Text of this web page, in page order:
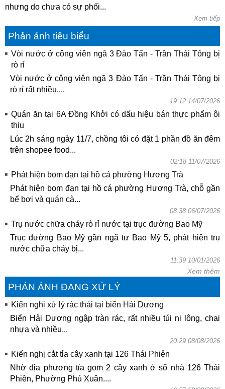
nhưng do chưa có sự phối...
Xem tiếp
Phản ánh tiêu biểu
Vòi nước ở công viên ngã 3 Đào Tấn - Trần Thái Tông bị
rò rỉ
Vòi nước ở công viên ngã 3 Đào Tấn - Trần Thái Tông bị
rò rỉ rất nhiều,...
19:12 14/07/2026
Quán ăn tại 6A Đồng Khởi có dấu hiệu bán thực phẩm ôi
thiu
Lúc 2h sáng ngày 11/7, chồng tôi có đặt 1 phần đồ ăn đêm
trên shopee food...
02:18 11/07/2026
Phát hiện bom đạn tại hồ cá phường Hương Trà
Phát hiện bom đạn tại hồ cá phường Hương Trà, chỗ gần
bể bơi và quán cà...
08:38 06/07/2026
Trụ nước chữa cháy rò rỉ nước tại trục đường Bao Mỹ
Trục đường Bao Mỹ gần ngã tư Bao Mỹ 5, phát hiện trụ
nước chữa cháy bị...
11:39 10/01/2026
Xem thêm
PHẢN ÁNH ĐANG XỬ LÝ
Kiến nghị xử lý rác thải tại biển Hải Dương
Biển Hải Dương ngập tràn rác, rất nhiều túi ni lông, chai
nhựa và nhiều...
20:29 08/08/2026
Kiến nghị cắt tỉa cây xanh tại 126 Thái Phiên
Nhờ địa phương tỉa gọm 2 cây xanh ở số nhà 126 Thái
Phiên, Phường Phú Xuân....